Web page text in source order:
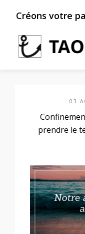
Créons votre
03
prendre le